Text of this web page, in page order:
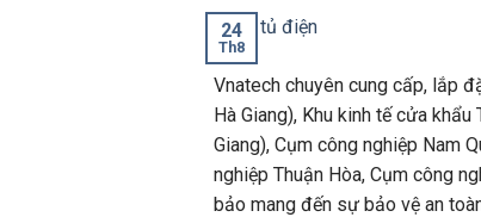
24
Th8
Vnatechchuyên cung cấp, lắp
Hà Giang), Khu kinh tế cửa
Giang), Cụm công nghiệp Nam
nghiệp Thuận Hòa, Cụm công
bảo mang đến sự bảo vệ an